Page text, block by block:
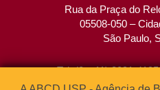
Rua da Praça do
05508-050 –
São Paulo,
Tel: (0xx11) 3091-
Fax: